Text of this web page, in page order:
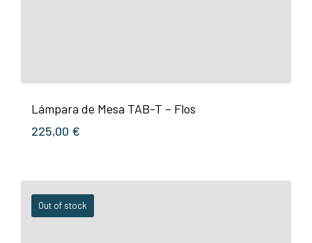
Lámpara de Mesa TAB-T – Flos
225,00 €
Out of stock